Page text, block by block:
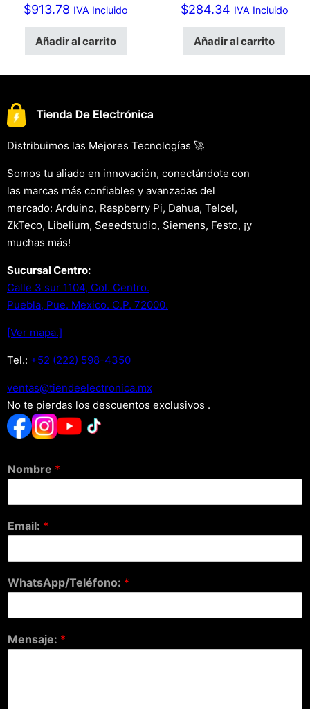
$913.78 IVA Incluido
Añadir al carrito
$284.34 IVA Incluido
Añadir al carrito
Distribuimos las Mejores Tecnologías 🚀
Somos tu aliado en innovación, conectándote con
las marcas más confiables y avanzadas del
mercado: Arduino, Raspberry Pi, Dahua, Telcel,
ZkTeco, Libelium, Seeedstudio, Siemens, Festo, ¡y
muchas más!
Sucursal Centro:
Calle 3 sur 1104, Col. Centro.
Puebla, Pue. Mexico. C.P. 72000.
[Ver mapa.]
Tel.: +52 (222) 598-4350
xm.acinortceleedneit@satnev
No te pierdas los descuentos exclusivos .
Nombre *
Email: *
WhatsApp/Teléfono: *
Mensaje: *